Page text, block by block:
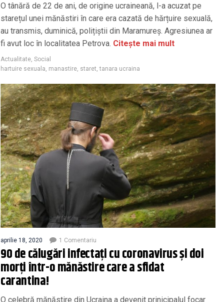
O tânără de 22 de ani, de origine ucraineană, l-a acuzat pe
starețul unei mănăstiri în care era cazată de hărțuire sexuală,
au transmis, duminică, polițiștii din Maramureș. Agresiunea ar
fi avut loc în localitatea Petrova. Citește mai mult
Actualitate Social
hartuire sexuala manastire staret ,tanara ucraina
aprilie 18, 2020 1 Comentariu
90 de călugări infectați cu coronavirus și doi
morți într-o mănăstire care a sfidat
carantina!
O celebră mănăstire din Ucraina a devenit prinicipalul focar